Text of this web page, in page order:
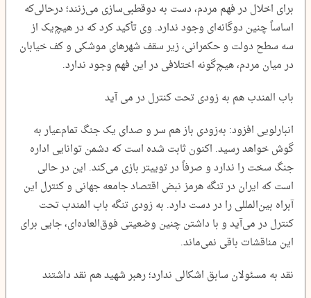
برای اخلال در فهم مردم، دست به دوقطبی‌سازی می‌زنند؛ درحالی‌که
اساساً چنین دوگانه‌ای وجود ندارد. وی تأکید کرد که در هیچ‌یک از
سه سطح دولت و حکمرانی، زیر سقف شهرهای موشکی و کف خیابان
در میان مردم، هیچ‌گونه اختلافی در این فهم وجود ندارد.
باب المندب هم به زودی تحت کنترل در می آید
انبارلویی افزود: به‌زودی باز هم سر و صدای یک جنگ تمام‌عیار به
گوش خواهد رسید. اکنون ثابت شده است که دشمن توانایی اداره
جنگ سخت را ندارد و صرفاً در توییتر بازی می‌کند. این در حالی
است که ایران در تنگه هرمز نبض اقتصاد جامعه جهانی و کنترل این
آبراه بین‌المللی را در دست دارد. به زودی تنگه باب المندب تحت
کنترل در می‌آید و با داشتن چنین وضعیتی فوق‌العاده‌ای، جایی برای
این مناقشات باقی نمی‌ماند.
نقد به مسئولان سابق اشکالی ندارد؛ رهبر شهید هم نقد داشتند